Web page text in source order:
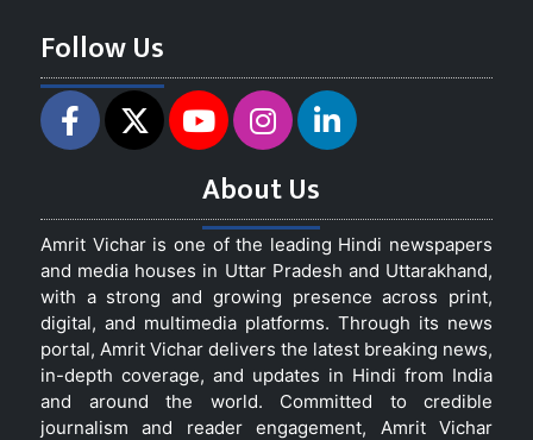
Follow Us
About Us
Amrit Vichar is one of the leading Hindi newspapers
and media houses in Uttar Pradesh and Uttarakhand,
with a strong and growing presence across print,
digital, and multimedia platforms. Through its news
portal, Amrit Vichar delivers the latest breaking news,
in-depth coverage, and updates in Hindi from India
and around the world. Committed to credible
journalism and reader engagement, Amrit Vichar